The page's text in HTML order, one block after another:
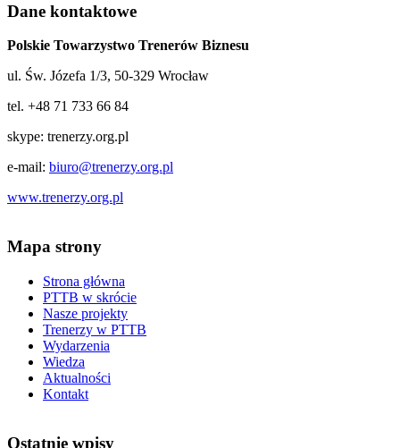
Dane kontaktowe
Polskie Towarzystwo Trenerów Biznesu
ul. Św. Józefa 1/3, 50-329 Wrocław
tel. +48 71 733 66 84
skype: trenerzy.org.pl
e-mail: biuro@trenerzy.org.pl
www.trenerzy.org.pl
Mapa strony
Strona główna
PTTB w skrócie
Nasze projekty
Trenerzy w PTTB
Wydarzenia
Wiedza
Aktualności
Kontakt
Ostatnie wpisy